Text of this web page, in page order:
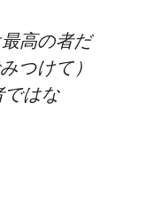
高の者だ
つけて）
はな